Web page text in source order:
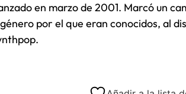
en marzo de 2001. Marcó un
por el que eran conocidos, al